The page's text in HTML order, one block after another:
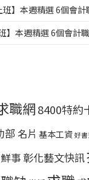
班】本週精選 6個會計
】本週精選 6個會計
職網8400特約
部 名片 基本工資 好
事 彰化藝文快訊